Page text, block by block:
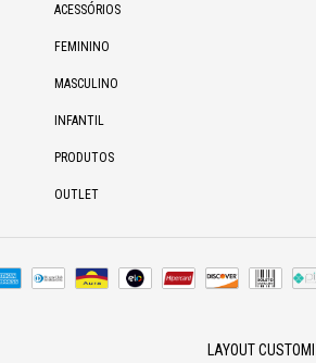
ACESSÓRIOS
FEMININO
MASCULINO
INFANTIL
PRODUTOS
OUTLET
LAYOUT